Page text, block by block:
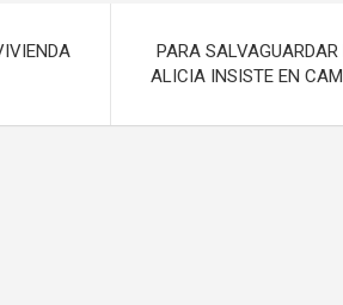
PARA
ALICIA INSISTE EN